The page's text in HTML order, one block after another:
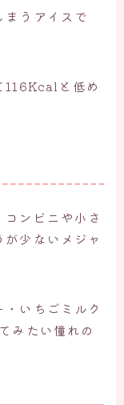
うアイスで
116Kcalと低め
ンビニや小さ
少ないメジャ
いちごミルク
みたい憧れの